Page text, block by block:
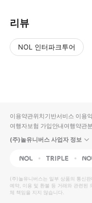
리뷰
NOL 인터파크투어
입니
다.
높
은
순
동
영
상
순
상
이용약관위치기반서비스 이용
여행자보험 가입안내여행약관
(주)놀유니버스 사업자 정보
NOL Triple
(주)놀유니버스는 일부 상품의 통신
예약, 이용 및 환불 등 거래와 관련된
체 책임을 지지 않습니다.